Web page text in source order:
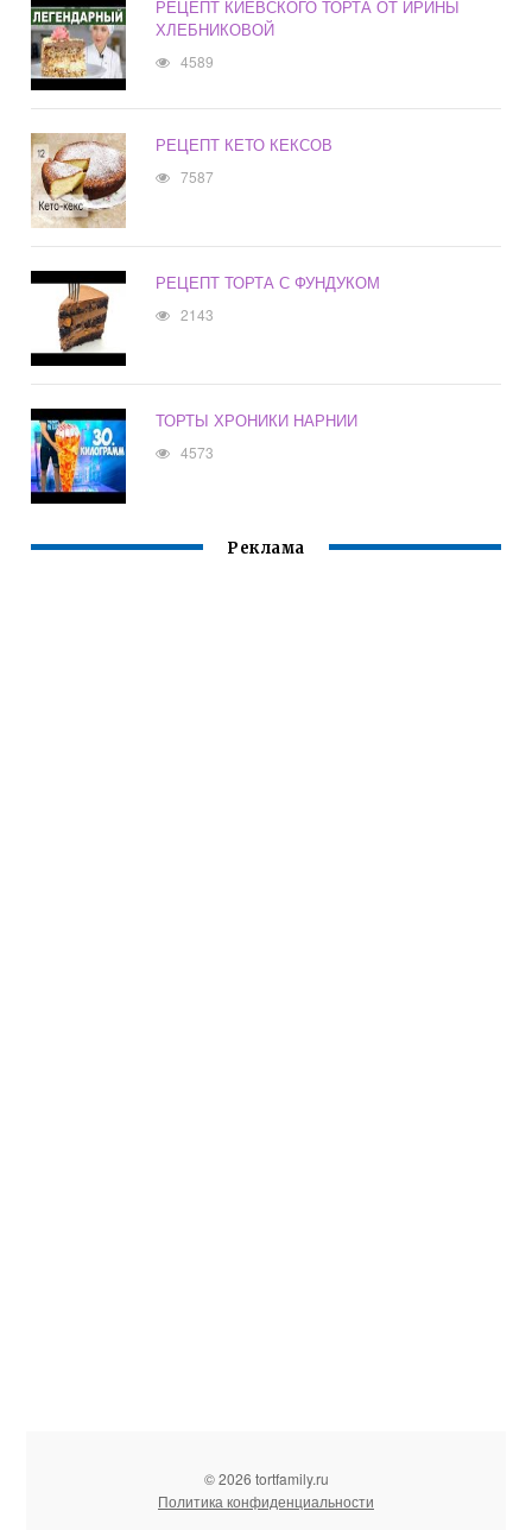
РЕЦЕПТ КИЕВСКОГО ТОРТА ОТ ИРИНЫ
ХЛЕБНИКОВОЙ
4589
РЕЦЕПТ КЕТО КЕКСОВ
7587
РЕЦЕПТ ТОРТА С ФУНДУКОМ
2143
ТОРТЫ ХРОНИКИ НАРНИИ
4573
Реклама
© 2026 tortfamily.ru
Политика конфиденциальности